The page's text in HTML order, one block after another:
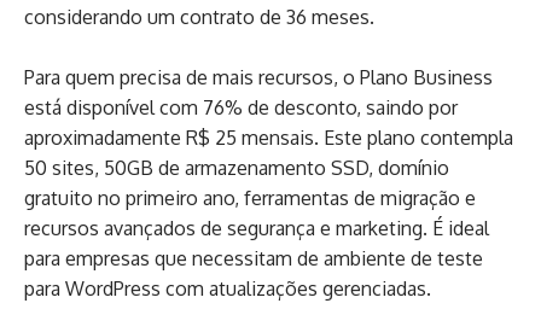
considerando um contrato de 36 meses.
Para quem precisa de mais recursos, o Plano Business
está disponível com 76% de desconto, saindo por
aproximadamente R$ 25 mensais. Este plano contempla
50 sites, 50GB de armazenamento SSD, domínio
gratuito no primeiro ano, ferramentas de migração e
recursos avançados de segurança e marketing. É ideal
para empresas que necessitam de ambiente de teste
para WordPress com atualizações gerenciadas.